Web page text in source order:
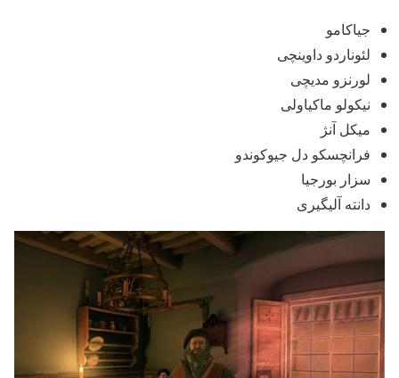
جیاکامو
لئوناردو داوینچی
لورنزو مدیچی
نیکولو ماکیاولی
میکل آنژ
فرانچسکو دل جیوکوندو
سزار بورجیا
دانته آلیگیری